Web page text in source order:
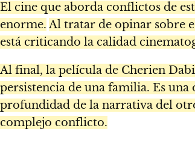
El cine que aborda conflictos de
enorme. Al tratar de opinar sobre
está criticando la calidad
Al final, la película de Cherien
persistencia de una familia. Es
profundidad de la narrativa del
complejo conflicto.